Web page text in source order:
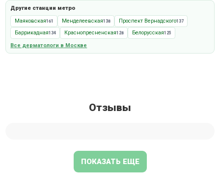
Другие станции метро
Маяковская161 Менделеевская138 Проспект Вернадского137
Баррикадная134 Краснопресненская128 Белорусская125
Все дерматологи в Москве
Отзывы
ПОКАЗАТЬ ЕЩЕ